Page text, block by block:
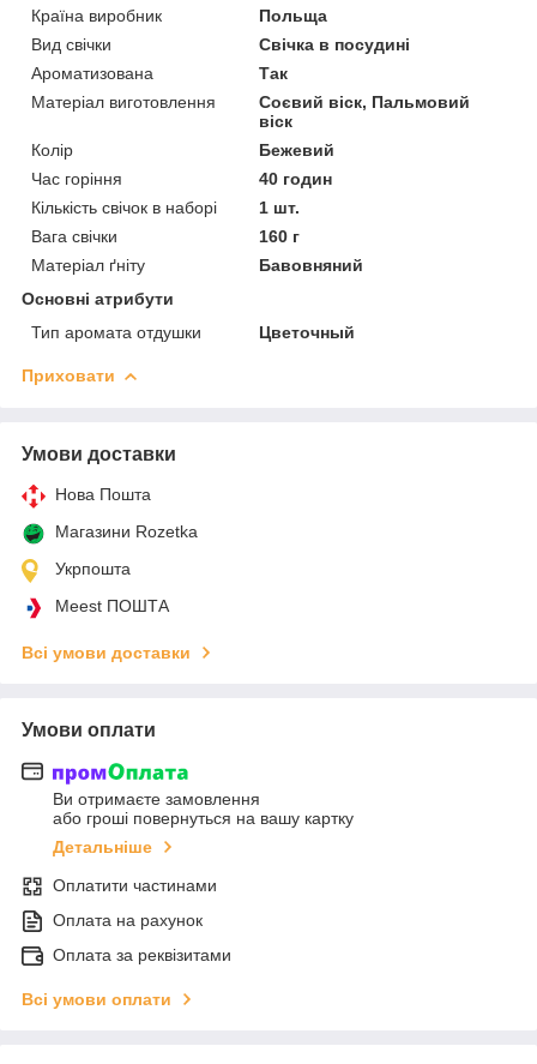
Країна виробник
Польща
Вид свічки
Свічка в посудині
Ароматизована
Так
Матеріал виготовлення
Соєвий віск, Пальмовий
віск
Колір
Бежевий
Час горіння
40 годин
Кількість свічок в наборі
1 шт.
Вага свічки
160 г
Матеріал ґніту
Бавовняний
Основні атрибути
Тип аромата отдушки
Цветочный
Приховати
Умови доставки
Нова Пошта
Магазини Rozetka
Укрпошта
Meest ПОШТА
Всі умови доставки
Умови оплати
Ви отримаєте замовлення
або гроші повернуться на вашу картку
Детальніше
Оплатити частинами
Оплата на рахунок
Оплата за реквізитами
Всі умови оплати